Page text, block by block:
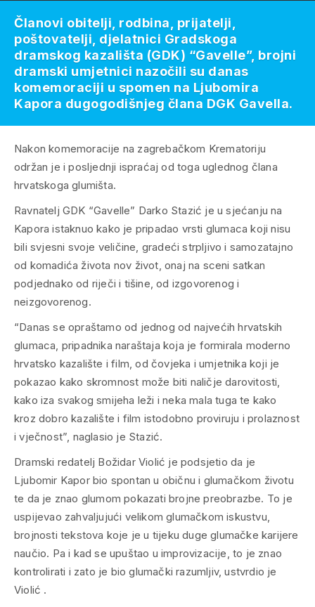
Nakon komemoracije na zagrebačkom Krematoriju
održan je i posljednji ispraćaj od toga uglednog člana
hrvatskoga glumišta.
Ravnatelj GDK “Gavelle” Darko Stazić je u sjećanju na
Kapora istaknuo kako je pripadao vrsti glumaca koji nisu
bili svjesni svoje veličine, gradeći strpljivo i samozatajno
od komadića života nov život, onaj na sceni satkan
podjednako od riječi i tišine, od izgovorenog i
neizgovorenog.
“Danas se opraštamo od jednog od najvećih hrvatskih
glumaca, pripadnika naraštaja koja je formirala moderno
hrvatsko kazalište i film, od čovjeka i umjetnika koji je
pokazao kako skromnost može biti naličje darovitosti,
kako iza svakog smijeha leži i neka mala tuga te kako
kroz dobro kazalište i film istodobno proviruju i prolaznost
i vječnost”, naglasio je Stazić.
Dramski redatelj Božidar Violić je podsjetio da je
Ljubomir Kapor bio spontan u običnu i glumačkom životu
te da je znao glumom pokazati brojne preobrazbe. To je
uspijevao zahvaljujući velikom glumačkom iskustvu,
brojnosti tekstova koje je u tijeku duge glumačke karijere
naučio. Pa i kad se upuštao u improvizacije, to je znao
kontrolirati i zato je bio glumački razumljiv, ustvrdio je
Violić .
Članovi obitelji, rodbina, prijatelji,
poštovatelji, djelatnici Gradskoga
dramskog kazališta (GDK) “Gavelle”, brojni
dramski umjetnici nazočili su danas
komemoraciji u spomen na Ljubomira
Kapora dugogodišnjeg člana DGK Gavella.